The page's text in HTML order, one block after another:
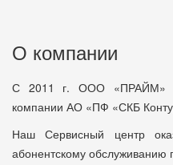
О компании
С 2011 г. ООО «ПРАЙМ»
компании АО «ПФ «СКБ
Наш Сервисный центр
абонентскому обслуживанию